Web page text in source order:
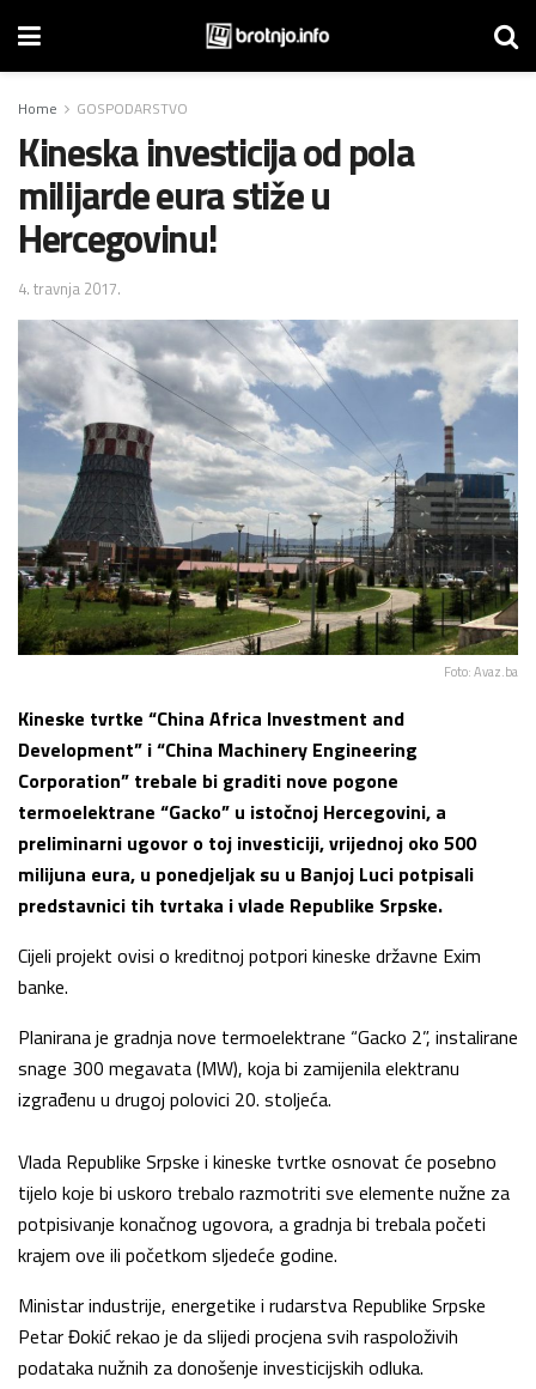
Home GOSPODARSTVO
Kineska investicija od pola
milijarde eura stiže u
Hercegovinu!
4. travnja 2017.
Foto: Avaz.ba
Kineske tvrtke “China Africa Investment and
Development” i “China Machinery Engineering
Corporation” trebale bi graditi nove pogone
termoelektrane “Gacko” u istočnoj Hercegovini, a
preliminarni ugovor o toj investiciji, vrijednoj oko 500
milijuna eura, u ponedjeljak su u Banjoj Luci potpisali
predstavnici tih tvrtaka i vlade Republike Srpske.
Cijeli projekt ovisi o kreditnoj potpori kineske državne Exim
banke.
Planirana je gradnja nove termoelektrane “Gacko 2”, instalirane
snage 300 megavata (MW), koja bi zamijenila elektranu
izgrađenu u drugoj polovici 20. stoljeća.
Vlada Republike Srpske i kineske tvrtke osnovat će posebno
tijelo koje bi uskoro trebalo razmotriti sve elemente nužne za
potpisivanje konačnog ugovora, a gradnja bi trebala početi
krajem ove ili početkom sljedeće godine.
Ministar industrije, energetike i rudarstva Republike Srpske
Petar Đokić rekao je da slijedi procjena svih raspoloživih
podataka nužnih za donošenje investicijskih odluka.